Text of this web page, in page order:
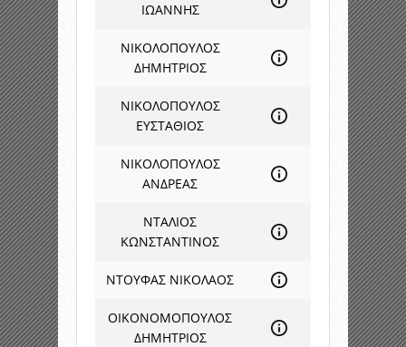
ΙΩΑΝΝΗΣ
ΝΙΚΟΛΟΠΟΥΛΟΣ
ΔΗΜΗΤΡΙΟΣ
ΝΙΚΟΛΟΠΟΥΛΟΣ
ΕΥΣΤΑΘΙΟΣ
ΝΙΚΟΛΟΠΟΥΛΟΣ
ΑΝΔΡΕΑΣ
ΝΤΑΛΙΟΣ
ΚΩΝΣΤΑΝΤΙΝΟΣ
ΝΤΟΥΦΑΣ ΝΙΚΟΛΑΟΣ
ΟΙΚΟΝΟΜΟΠΟΥΛΟΣ
ΔΗΜΗΤΡΙΟΣ